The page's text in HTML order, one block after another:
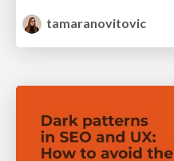
tamaranovitovic